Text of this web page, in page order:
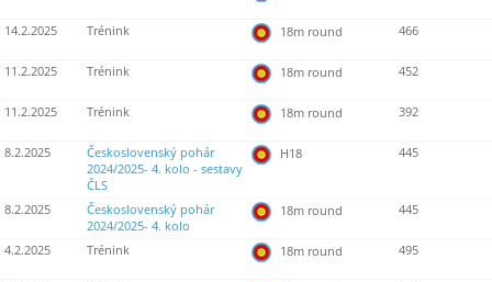
14.2.2025 Trénink 18m round 466
11.2.2025 Trénink 18m round 452
11.2.2025 Trénink 18m round 392
8.2.2025
Československý pohár
2024/2025- 4. kolo - sestavy
ČLS
H18 445
8.2.2025
Československý pohár
2024/2025- 4. kolo
18m round 445
4.2.2025 Trénink 18m round 495